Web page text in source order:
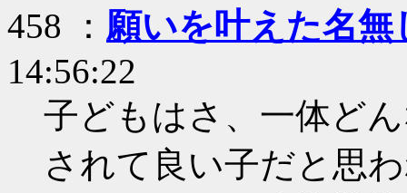
458 ： 願いを叶えた名無
14:56:22
子どもはさ、一体ど
されて良い子だと思